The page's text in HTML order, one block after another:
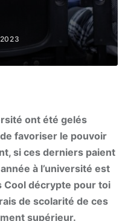
ont été gelés
favoriser le pouvoir
si ces derniers paient
à l’université est
Cool décrypte pour toi
de scolarité de ces
supérieur.